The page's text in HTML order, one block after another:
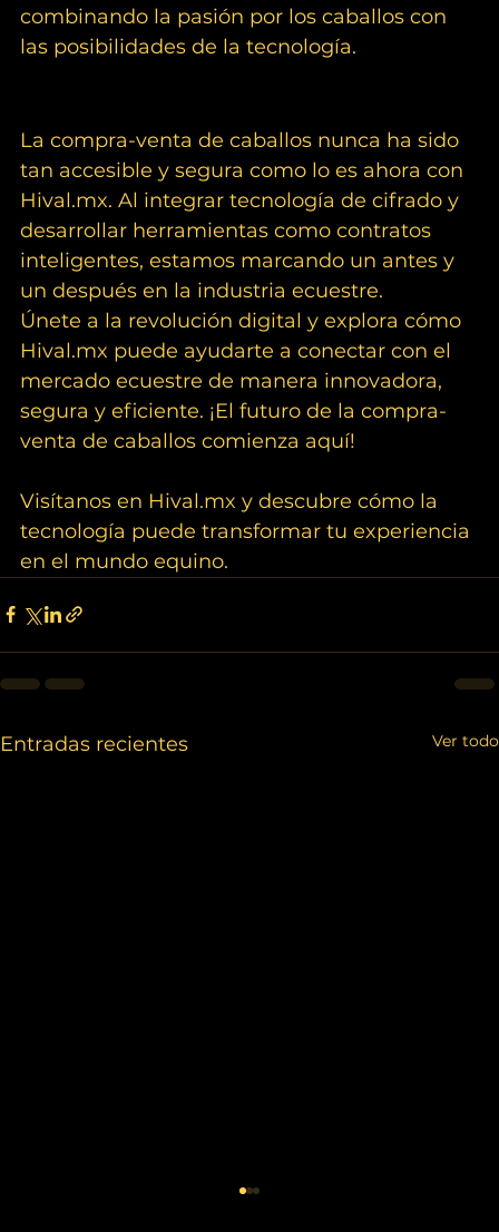
combinando la pasión por los caballos con
las posibilidades de la tecnología.
La compra-venta de caballos nunca ha sido
tan accesible y segura como lo es ahora con
Hival.mx. Al integrar tecnología de cifrado y
desarrollar herramientas como contratos
inteligentes, estamos marcando un antes y
un después en la industria ecuestre.
Únete a la revolución digital y explora cómo
Hival.mx puede ayudarte a conectar con el
mercado ecuestre de manera innovadora,
segura y eficiente. ¡El futuro de la compra-
venta de caballos comienza aquí!
Visítanos en Hival.mx y descubre cómo la
tecnología puede transformar tu experiencia
en el mundo equino.
Entradas recientes Ver todo